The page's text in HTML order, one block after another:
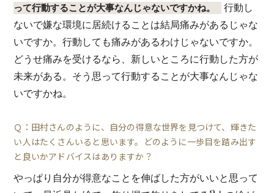
って行動することが大事なんじゃないですかね。
行動し
ないで嫌な環境に居続けることは結局痛みがあるじゃな
いですか。行動しても痛みがあるわけじゃないですか。
どうせ痛みを受けるなら、新しいところに行動した方が
未来がある。そう思って行動することが大事なんじゃな
いですかね。
Ｑ：田村さんのように、自分の得意な世界を見つけて、輝きた
い人はたくさんいると思います。どのように一歩目を踏み出す
と良いかアドバイスはありますか？
やっぱり自分が得意なことを伸ばした方がいいと思って